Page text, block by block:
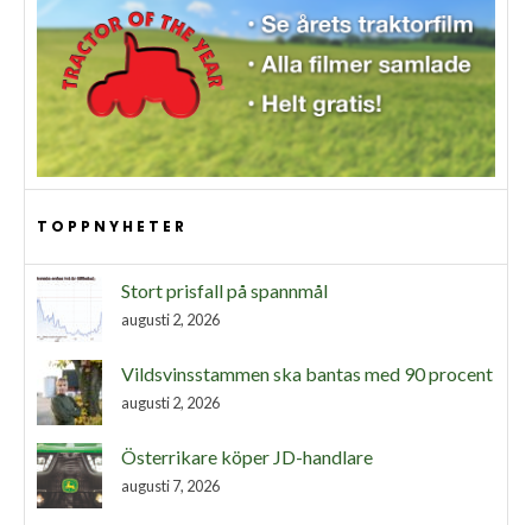
TOPPNYHETER
Stort prisfall på spannmål
augusti 2, 2026
Vildsvinsstammen ska bantas med 90 procent
augusti 2, 2026
Österrikare köper JD-handlare
augusti 7, 2026